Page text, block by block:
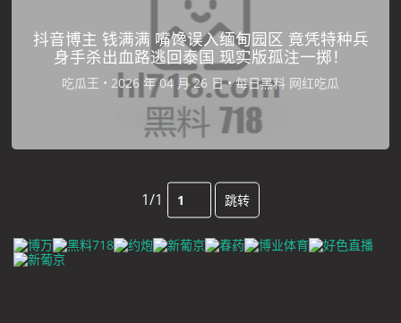
抖音博主 钱满满 嘴馋误入缅甸园区 竟凭特种兵
身手杀出血路逃回泰国 现实版孤注一掷！
吃瓜王 • •每日黑料 网红吃瓜
1/1 跳转